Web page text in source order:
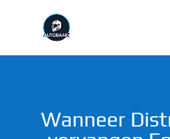
Wanneer